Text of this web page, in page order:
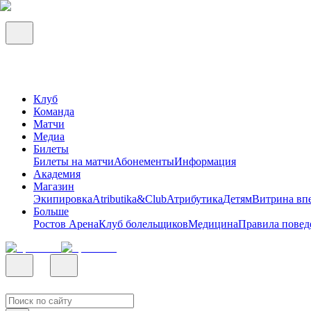
Клуб
Команда
Матчи
Медиа
Билеты
Билеты на матчиАбонементыИнформация
Академия
Магазин
ЭкипировкаAtributika&ClubАтрибутикаДетямВитрина
Больше
Ростов АренаКлуб болельщиковМедицинаПравила